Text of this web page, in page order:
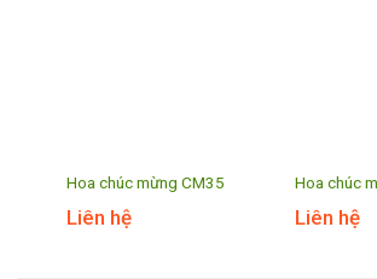
Hoa chúc mừng CM35
Liên hệ
Hoa chúc
Liên hệ